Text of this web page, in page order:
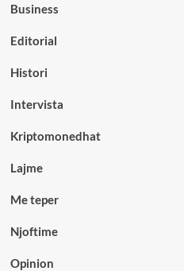
Business
Editorial
Histori
Intervista
Kriptomonedhat
Lajme
Me teper
Njoftime
Opinion